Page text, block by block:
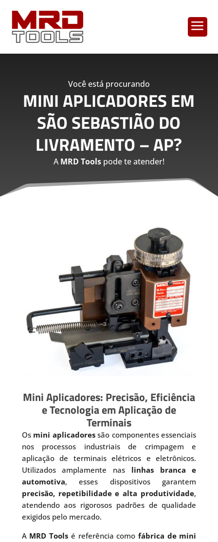
a
Você está procurando
MINI APLICADORES EM
SÃO SEBASTIÃO DO
LIVRAMENTO – AP?
AMRD Toolspode te atender!
Mini Aplicadores: Precisão, Eficiência
e Tecnologia em Aplicação de
Terminais
Os mini aplicadoressão componentes essenciais
nos processos industriais de crimpagem e
aplicação de terminais elétricos e eletrônicos.
Utilizados amplamente nas linhas branca e
automotiva, esses dispositivos garantem
precisão, repetibilidade e alta produtividade,
atendendo aos rigorosos padrões de qualidade
exigidos pelo mercado.
A MRD Tools é referência como fábrica de mini